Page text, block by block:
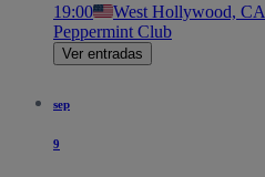
19:00 West Hollywood,
Peppermint Club
Ver entradas
sep
9